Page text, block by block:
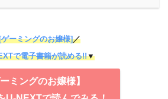
ーミングのお嬢様]／
で電子書籍が読める!!▼
ーミングのお嬢様】